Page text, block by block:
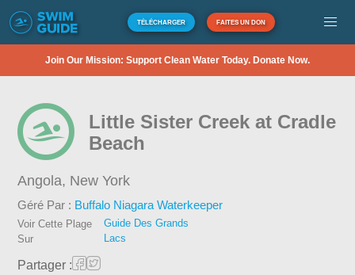
TÉLÉCHARGER FAITES UN DON
Join Our Mission: Support Clean Water Today. Donate Now.
Little Sister Creek at Cradle
Beach
Angola, New York
Géré Par : Buffalo Niagara Waterkeeper
Voir Cette Plage
Sur
Guide Des Grands
Lacs
Partager :